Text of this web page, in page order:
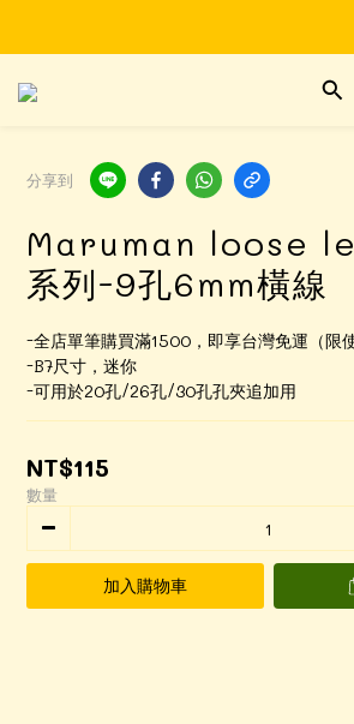
Time to enjoy
分享到
Maruman loose
系列-9孔6mm橫線
-全店單筆購買滿1500，即享台灣免運（限
-B7尺寸，迷你
-可用於20孔/26孔/30孔孔夾追加用
NT$115
數量
加入購物車